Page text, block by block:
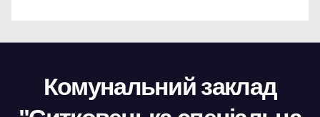
Комунальний заклад